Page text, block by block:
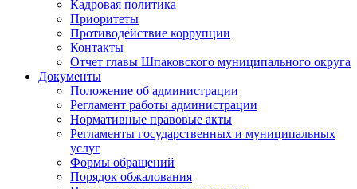
Кадровая политика
Приоритеты
Противодействие коррупции
Контакты
Отчет главы Шпаковского муниципального округа
Документы
Положение об администрации
Регламент работы администрации
Нормативные правовые акты
Регламенты государственных и муниципальных
услуг
Формы обращений
Порядок обжалования